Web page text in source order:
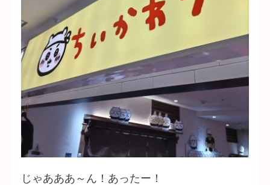
じゃあああ～ん！あったー！